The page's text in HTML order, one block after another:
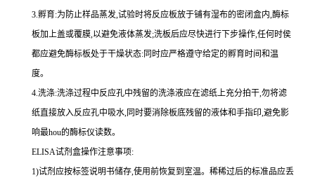
3.孵育:为防止样品蒸发,试验时将反应板放于铺有湿布的密闭盒内,酶标
板加上盖或覆膜,以避免液体蒸发;洗板后应尽快进行下步操作,任何时侯
都应避免酶标板处于干燥状态: 同时应严格遵守给定的孵育时间和温
度。
4.洗涤:洗涤过程中反应孔中残留的洗涤液应在滤纸上充分拍干,勿将滤
纸直接放入反应孔中吸水,同时要消除板底残留的液体和手指印,避免影
响最hou的酶标仪读数。
ELISA试剂盒操作注意事项:
1)试剂应按标签说明书储存,使用前恢复到室温。稀稀过后的标准品应丢